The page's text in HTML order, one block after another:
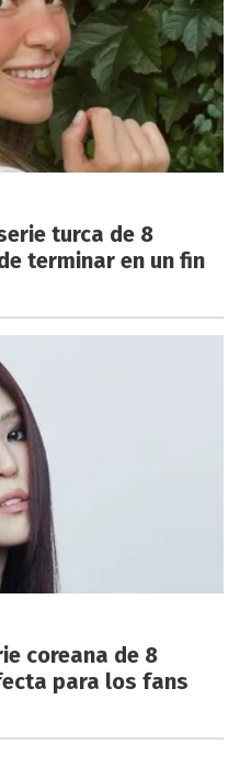
turca de 8
terminar en un fin
coreana de 8
para los fans